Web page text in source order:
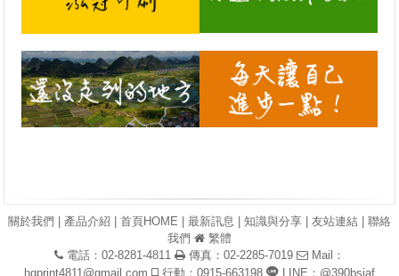
關於我們 產品介紹 首頁HOME 最新訊息 知識與分享 友站連結
聯絡
我們
繁體
電話：02-8281-4811
傳真：02-2285-7019
Mail：
hgprint4811@gmail.com
行動：0915-663198 LINE：@390bsiaf